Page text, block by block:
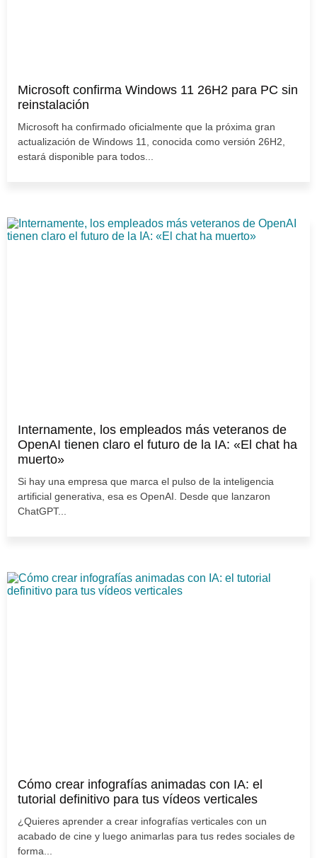
Microsoft confirma Windows 11 26H2 para PC sin
reinstalación
Microsoft ha confirmado oficialmente que la próxima gran
actualización de Windows 11, conocida como versión 26H2,
estará disponible para todos...
Internamente, los empleados más veteranos de
OpenAI tienen claro el futuro de la IA: «El chat ha
muerto»
Si hay una empresa que marca el pulso de la inteligencia
artificial generativa, esa es OpenAI. Desde que lanzaron
ChatGPT...
Cómo crear infografías animadas con IA: el
tutorial definitivo para tus vídeos verticales
¿Quieres aprender a crear infografías verticales con un
acabado de cine y luego animarlas para tus redes sociales de
forma...